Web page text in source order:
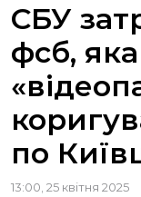
ВІДЕОГАЛЕРЕЯ
КОНТАКТИ
СБУ
фсб,
по
13:00, 25 квітня 2025